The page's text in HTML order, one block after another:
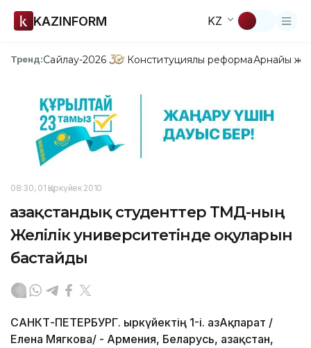
KAZINFORM KZ
Тренд:Сайлау-2026 Конституциялық реформаАрнайы
08:30, 01 Қыркүйек 2010
Қазақстандық студенттер ТМД-ның
Желілік университетінде оқуларын
бастайды
САНКТ-ПЕТЕРБУРГ. Қыркүйектің 1-і. ҚазАқпарат /
Елена Мягкова/ - Армения, Беларусь, Қазақстан,